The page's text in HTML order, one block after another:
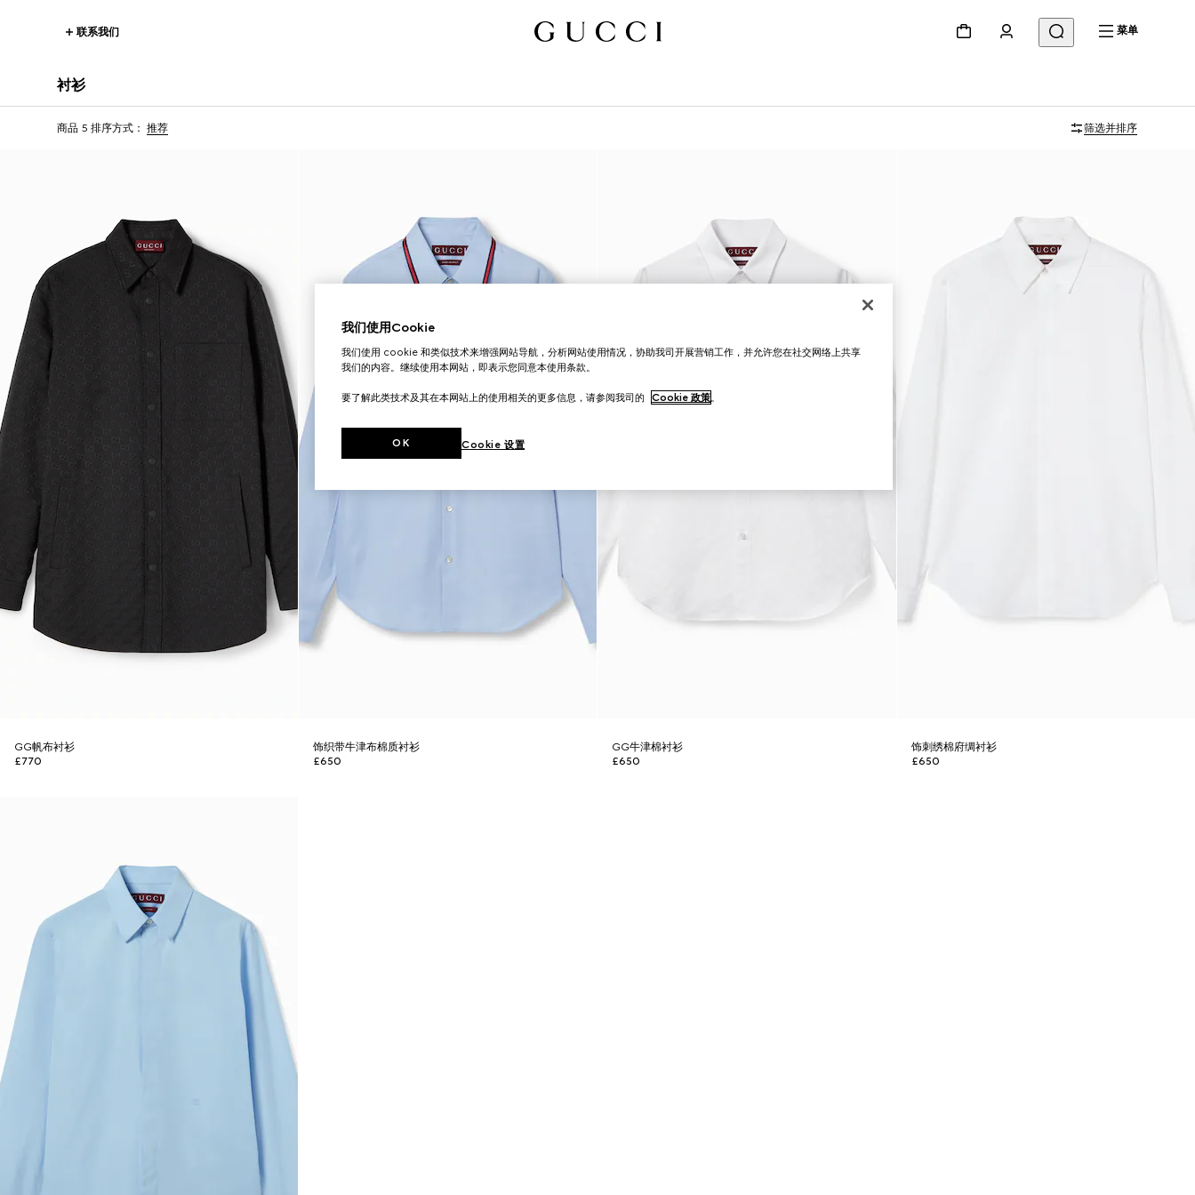
联系我们 菜单
衬衫
商品 5 排序方式： 推荐 筛选并排序
GG帆布衬衫
£770
饰织带牛津布棉质衬衫
£650
GG牛津棉衬衫
£650
饰刺绣棉府绸衬衫
£650
我们使用Cookie
我们使用 cookie 和类似技术来增强网站导航，分析网站使用情况，协助我司开展营销工作，并允许您在社交网络上共享
我们的内容。继续使用本网站，即表示您同意本使用条款。
要了解此类技术及其在本网站上的使用相关的更多信息，请参阅我司的 Cookie 政策。
Cookie 设置
OK